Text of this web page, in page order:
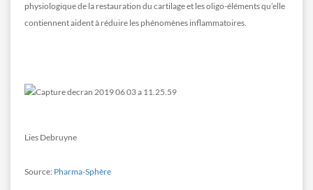
physiologique de la restauration du cartilage et les oligo-éléments qu’elle
contiennent aident à réduire les phénomènes inflammatoires.
Lies Debruyne
Source: Pharma-Sphère